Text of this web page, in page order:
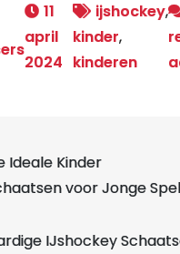
11
april
2024
ijshockey,
kinder,
kinderen
Ideale Kinder
voor Jonge
IJshockey